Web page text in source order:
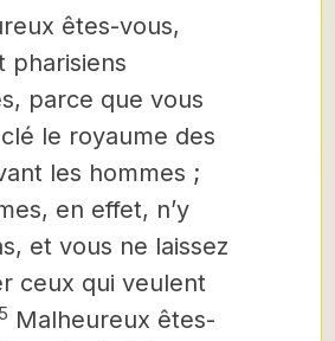
êtes-vous,
pharisiens
parce que vous
le royaume des
les hommes ;
en effet, n’y
et vous ne laissez
ceux qui veulent
Malheureux êtes-